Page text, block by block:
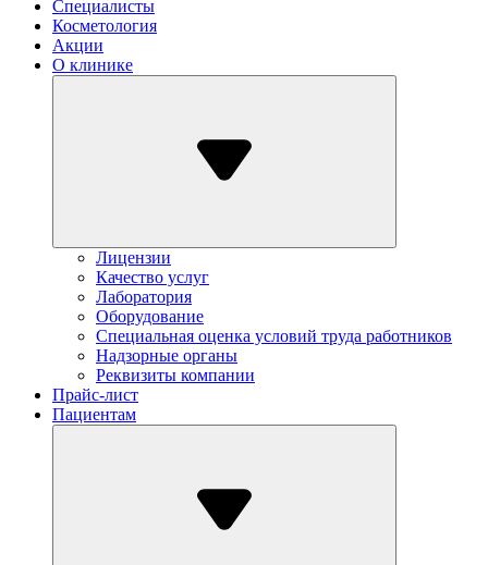
Специалисты
Косметология
Акции
О клинике
Лицензии
Качество услуг
Лаборатория
Оборудование
Специальная оценка условий труда работников
Надзорные органы
Реквизиты компании
Прайс-лист
Пациентам